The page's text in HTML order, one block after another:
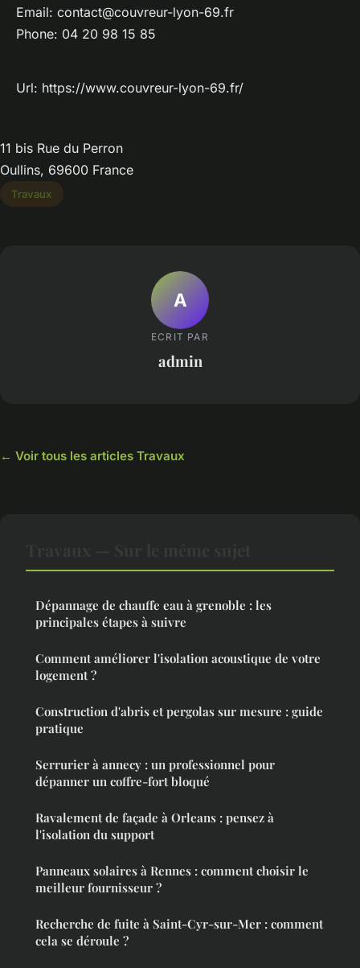
Email: contact@couvreur-lyon-69.fr
Phone: 04 20 98 15 85
Url: https://www.couvreur-lyon-69.fr/
11 bis Rue du Perron
Oullins, 69600 France
Travaux
A
ECRIT PAR
admin
← Voir tous les articles Travaux
Dépannage de chauffe eau à grenoble : les
principales étapes à suivre
Comment améliorer l'isolation acoustique de votre
logement ?
Construction d'abris et pergolas sur mesure : guide
pratique
Serrurier à annecy : un professionnel pour
dépanner un coffre-fort bloqué
Ravalement de façade à Orleans : pensez à
l'isolation du support
Panneaux solaires à Rennes : comment choisir le
meilleur fournisseur ?
Recherche de fuite à Saint-Cyr-sur-Mer : comment
cela se déroule ?